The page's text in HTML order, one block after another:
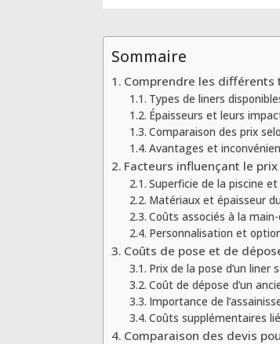
Sommaire
Comprendre les
Types de liners
Épaisseurs et leurs
Comparaison des prix
Avantages et
Facteurs influençant le prix
Superficie de la piscine
Matériaux et épaisseur
Coûts associés à la
Personnalisation et
Coûts de pose et de
Prix de la pose d’un liner
Coût de dépose d’un
Importance de
Coûts supplémentaires
Comparaison des devis